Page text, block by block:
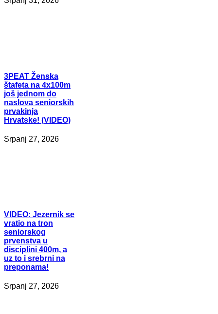
3PEAT Ženska
štafeta na 4x100m
još jednom do
naslova seniorskih
prvakinja
Hrvatske! (VIDEO)
Srpanj 27, 2026
VIDEO: Jezernik se
vratio na tron
seniorskog
prvenstva u
disciplini 400m, a
uz to i srebrni na
preponama!
Srpanj 27, 2026